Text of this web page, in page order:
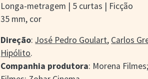
Longa-metragem | 5 curtas | Ficção
35 mm, cor
Direção:José Pedro Goulart, Carlos
Hipólito.
Companhia produtora: Morena